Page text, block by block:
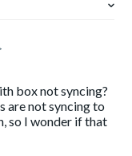
box not syncing?
are not syncing to
so I wonder if that